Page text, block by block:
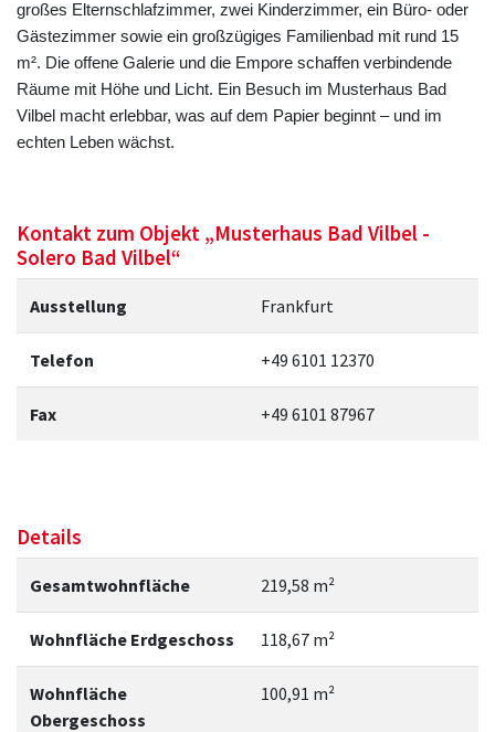
großes Elternschlafzimmer, zwei Kinderzimmer, ein Büro- oder
Gästezimmer sowie ein großzügiges Familienbad mit rund 15
m². Die offene Galerie und die Empore schaffen verbindende
Räume mit Höhe und Licht. Ein Besuch im Musterhaus Bad
Vilbel macht erlebbar, was auf dem Papier beginnt – und im
echten Leben wächst.
Kontakt zum Objekt „Musterhaus Bad Vilbel -
Solero Bad Vilbel“
Ausstellung Frankfurt
Telefon +49 6101 12370
Fax +49 6101 87967
Details
Gesamtwohnfläche 219,58 m²
Wohnfläche Erdgeschoss 118,67 m²
Wohnfläche
Obergeschoss
100,91 m²